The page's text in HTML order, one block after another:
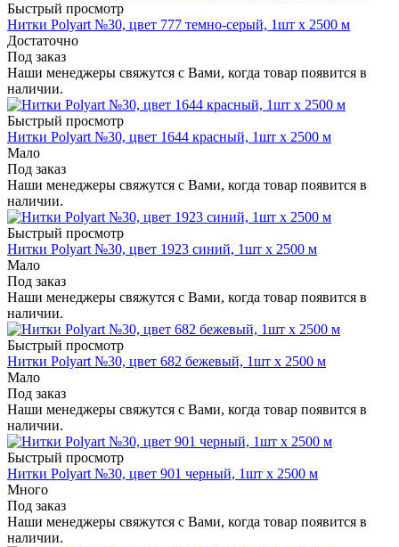
Быстрый просмотр
Нитки Polyart №30, цвет 777 темно-серый, 1шт х 2500 м
Достаточно
Под заказ
Наши менеджеры свяжутся с Вами, когда товар появится в
наличии.
Быстрый просмотр
Нитки Polyart №30, цвет 1644 красный, 1шт х 2500 м
Мало
Под заказ
Наши менеджеры свяжутся с Вами, когда товар появится в
наличии.
Быстрый просмотр
Нитки Polyart №30, цвет 1923 синий, 1шт х 2500 м
Мало
Под заказ
Наши менеджеры свяжутся с Вами, когда товар появится в
наличии.
Быстрый просмотр
Нитки Polyart №30, цвет 682 бежевый, 1шт х 2500 м
Мало
Под заказ
Наши менеджеры свяжутся с Вами, когда товар появится в
наличии.
Быстрый просмотр
Нитки Polyart №30, цвет 901 черный, 1шт х 2500 м
Много
Под заказ
Наши менеджеры свяжутся с Вами, когда товар появится в
наличии.